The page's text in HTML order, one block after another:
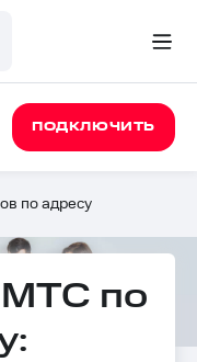
ПОДКЛЮЧИТЬ
по адресу
по